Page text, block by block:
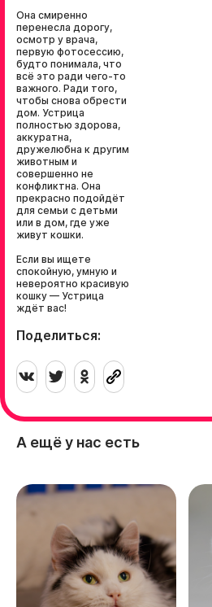
Она смиренно
перенесла дорогу,
осмотр у врача,
первую фотосессию,
будто понимала, что
всё это ради чего-то
важного. Ради того,
чтобы снова обрести
дом. Устрица
полностью здорова,
аккуратна,
дружелюбна к другим
животным и
совершенно не
конфликтна. Она
прекрасно подойдёт
для семьи с детьми
или в дом, где уже
живут кошки.
Если вы ищете
спокойную, умную и
невероятно красивую
кошку — Устрица
ждёт вас!
Поделиться:
А ещё у нас есть